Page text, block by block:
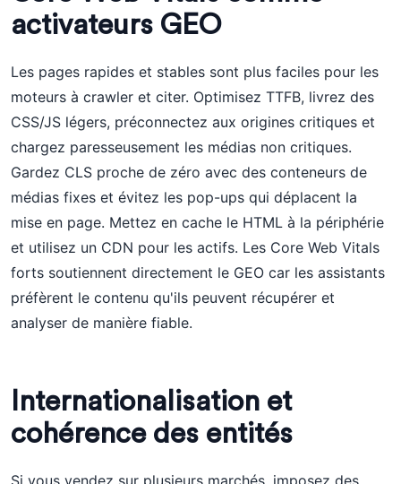
activateurs GEO
Les pages rapides et stables sont plus faciles pour les
moteurs à crawler et citer. Optimisez TTFB, livrez des
CSS/JS légers, préconnectez aux origines critiques et
chargez paresseusement les médias non critiques.
Gardez CLS proche de zéro avec des conteneurs de
médias fixes et évitez les pop-ups qui déplacent la
mise en page. Mettez en cache le HTML à la périphérie
et utilisez un CDN pour les actifs. Les Core Web Vitals
forts soutiennent directement le GEO car les assistants
préfèrent le contenu qu'ils peuvent récupérer et
analyser de manière fiable.
Internationalisation et
cohérence des entités
Si vous vendez sur plusieurs marchés, imposez des